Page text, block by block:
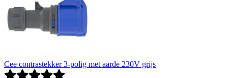
Cee contrastekker 3-polig met aarde 230V grijs